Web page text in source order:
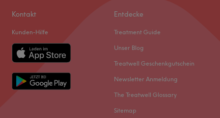
Kontakt
Kunden-Hilfe
Entdecke
Treatment Guide
Unser Blog
Treatwell Geschenkgutschein
Newsletter Anmeldung
The Treatwell Glossary
Sitemap